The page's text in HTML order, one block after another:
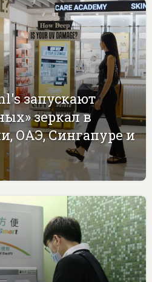
запускают
зеркал в
ОАЭ, Сингапуре и